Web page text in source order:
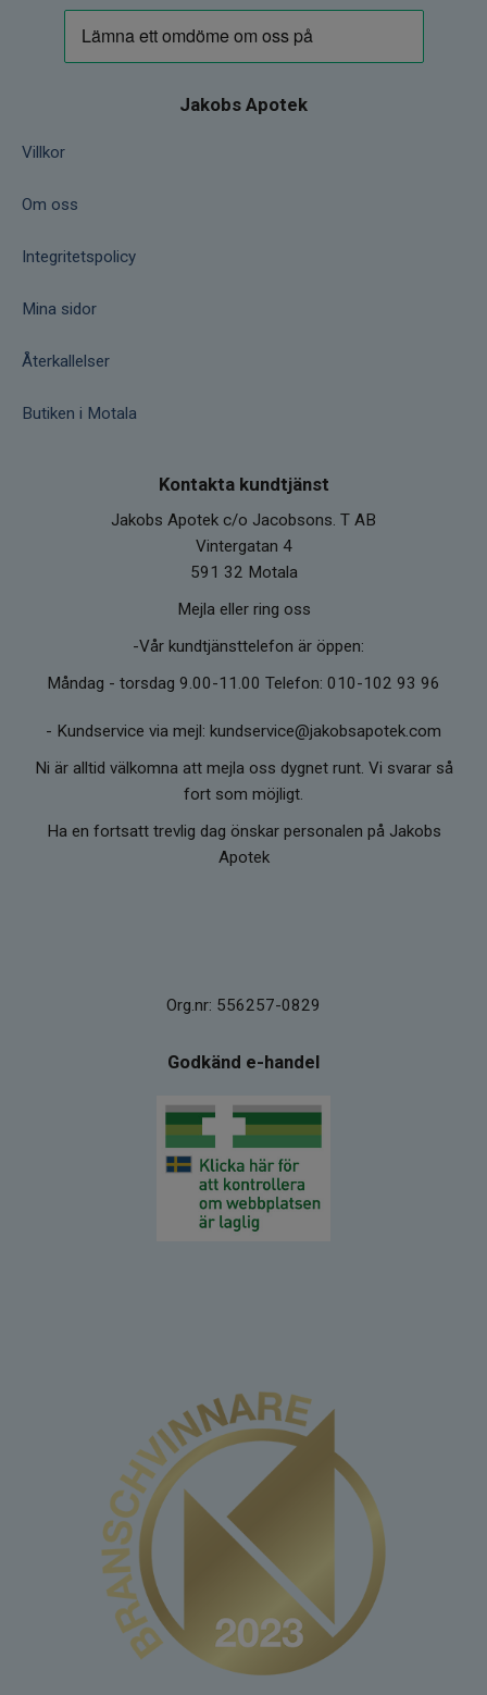
Jakobs Apotek
Villkor
Om oss
Integritetspolicy
Mina sidor
Återkallelser
Butiken i Motala
Kontakta kundtjänst
Jakobs Apotek c/o Jacobsons. T AB
Vintergatan 4
591 32 Motala
Mejla eller ring oss
-Vår kundtjänsttelefon är öppen:
Måndag - torsdag 9.00-11.00 Telefon: 010-102 93 96
- Kundservice via mejl: kundservice@jakobsapotek.com
Ni är alltid välkomna att mejla oss dygnet runt. Vi svarar så
fort som möjligt.
Ha en fortsatt trevlig dag önskar personalen på Jakobs
Apotek
Org.nr: 556257-0829
Godkänd e-handel